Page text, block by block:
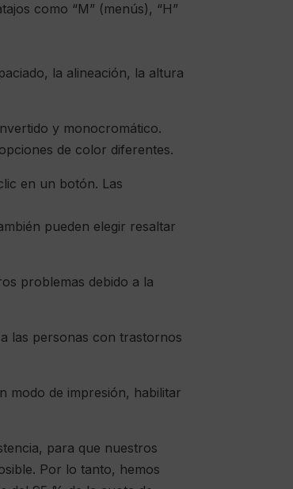
como “M” (menús), “H”
la alineación, la altura
y monocromático.
de color diferentes.
en un botón. Las
pueden elegir resaltar
problemas debido a la
las personas con trastornos
modo de impresión, habilitar
para que nuestros
Por lo tanto, hemos